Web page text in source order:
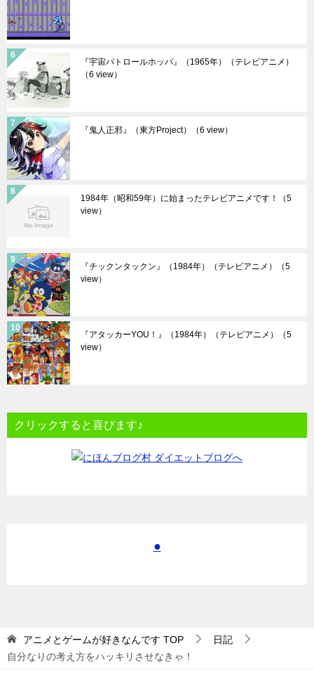
『宇宙パトロールホッパ』（1965年）（テレビアニメ）
（6 view）
『鬼人正邪』（東方Project） （6 view）
1984年（昭和59年）に始まったテレビアニメです！
（5
view）
『チックンタックン』（1984年）（テレビアニメ）
（5
view）
『アタッカーYOU！』（1984年）（テレビアニメ）
（5
view）
クリックすると喜びます♪
●
アニメとゲームが好きなんです TOP
日記
自分なりの考え方をハッキリさせなきゃ！